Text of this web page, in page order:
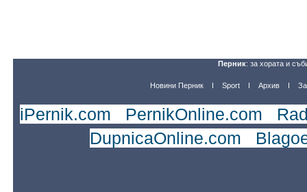
Перник: за хората и
Новини Перник Sport Архив
iPernik.com PernikOnline.com
DupnicaOnline.com